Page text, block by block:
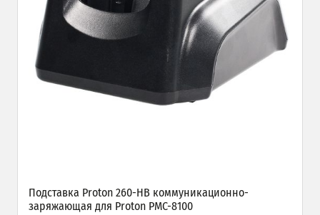
Подставка Proton 260-HB коммуникационно-
заряжающая для Proton PMC-8100